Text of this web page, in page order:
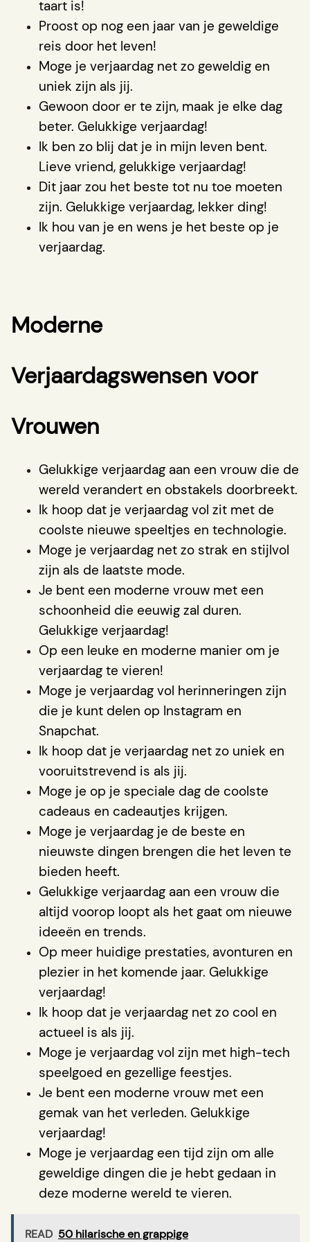
taart is!
Proost op nog een jaar van je geweldige
reis door het leven!
Moge je verjaardag net zo geweldig en
uniek zijn als jij.
Gewoon door er te zijn, maak je elke dag
beter. Gelukkige verjaardag!
Ik ben zo blij dat je in mijn leven bent.
Lieve vriend, gelukkige verjaardag!
Dit jaar zou het beste tot nu toe moeten
zijn. Gelukkige verjaardag, lekker ding!
Ik hou van je en wens je het beste op je
verjaardag.
Moderne
Verjaardagswensen voor
Vrouwen
Gelukkige verjaardag aan een vrouw die de
wereld verandert en obstakels doorbreekt.
Ik hoop dat je verjaardag vol zit met de
coolste nieuwe speeltjes en technologie.
Moge je verjaardag net zo strak en stijlvol
zijn als de laatste mode.
Je bent een moderne vrouw met een
schoonheid die eeuwig zal duren.
Gelukkige verjaardag!
Op een leuke en moderne manier om je
verjaardag te vieren!
Moge je verjaardag vol herinneringen zijn
die je kunt delen op Instagram en
Snapchat.
Ik hoop dat je verjaardag net zo uniek en
vooruitstrevend is als jij.
Moge je op je speciale dag de coolste
cadeaus en cadeautjes krijgen.
Moge je verjaardag je de beste en
nieuwste dingen brengen die het leven te
bieden heeft.
Gelukkige verjaardag aan een vrouw die
altijd voorop loopt als het gaat om nieuwe
ideeën en trends.
Op meer huidige prestaties, avonturen en
plezier in het komende jaar. Gelukkige
verjaardag!
Ik hoop dat je verjaardag net zo cool en
actueel is als jij.
Moge je verjaardag vol zijn met high-tech
speelgoed en gezellige feestjes.
Je bent een moderne vrouw met een
gemak van het verleden. Gelukkige
verjaardag!
Moge je verjaardag een tijd zijn om alle
geweldige dingen die je hebt gedaan in
deze moderne wereld te vieren.
READ 50 hilarische en grappige